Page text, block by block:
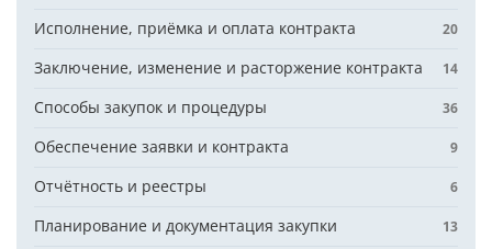
Исполнение, приёмка и оплата контракта 20
Заключение, изменение и расторжение контракта 14
Способы закупок и процедуры 36
Обеспечение заявки и контракта 9
Отчётность и реестры 6
Планирование и документация закупки 13